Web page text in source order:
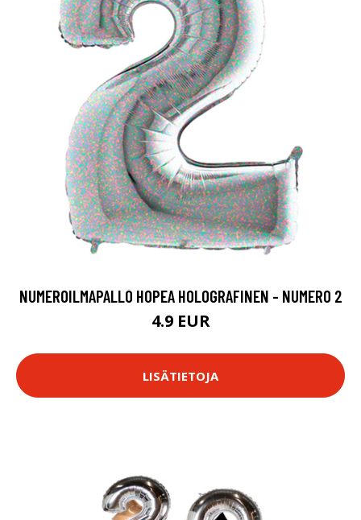
NUMEROILMAPALLO HOPEA HOLOGRAFINEN - NUMERO 2
4.9 EUR
LISÄTIETOJA